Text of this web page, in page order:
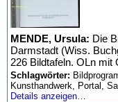
MENDE, Ursula: Die
Darmstadt (Wiss.
226 Bildtafeln. OLn mit
Schlagwörter:
Kunsthandwerk, Portal,
Details anzeigen…